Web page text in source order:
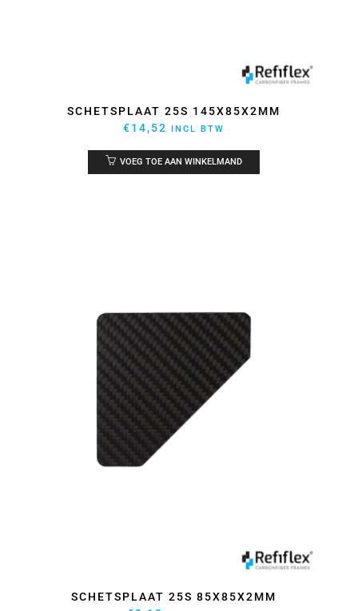
SCHETSPLAAT 25S 145X85X2MM
€14,52 INCL BTW
VOEG TOE AAN WINKELMAND
SCHETSPLAAT 25S 85X85X2MM